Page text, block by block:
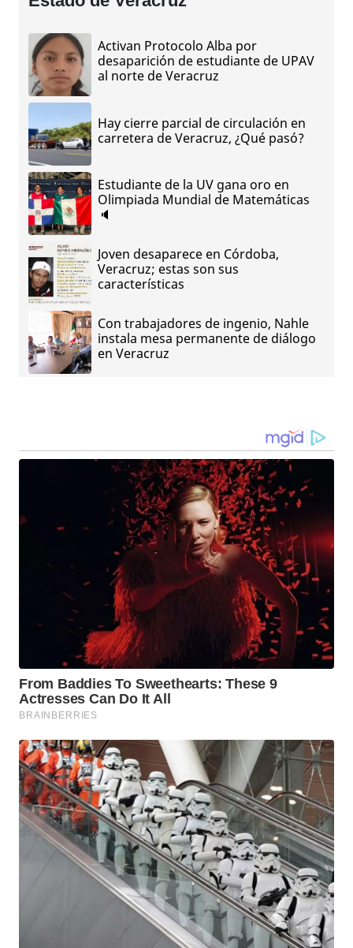
Activan Protocolo Alba por
desaparición de estudiante de UPAV
al norte de Veracruz
Hay cierre parcial de circulación en
carretera de Veracruz, ¿Qué pasó?
Estudiante de la UV gana oro en
Olimpiada Mundial de Matemáticas
🔈
Joven desaparece en Córdoba,
Veracruz; estas son sus
características
Con trabajadores de ingenio, Nahle
instala mesa permanente de diálogo
en Veracruz